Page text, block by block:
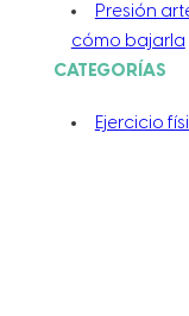
Presión
cómo bajarla
CATEGORÍAS
Ejercicio